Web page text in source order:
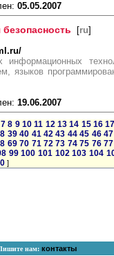
05.05.2007
[ru]
информационных
языков
19.06.2007
7 8 9 10 11 12 13 14 15 16
39 40 41 42 43 44 45 46 47
69 70 71 72 73 74 75 76 77
99 100 101 102 103 104
]
нам: контакты